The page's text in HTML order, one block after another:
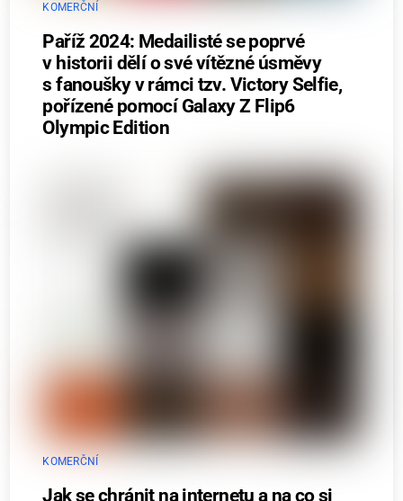
KOMERČNÍ
Paříž 2024: Medailisté se poprvé
v historii dělí o své vítězné úsměvy
s fanoušky v rámci tzv. Victory Selfie,
pořízené pomocí Galaxy Z Flip6
Olympic Edition
KOMERČNÍ
Jak se chránit na internetu a na co si